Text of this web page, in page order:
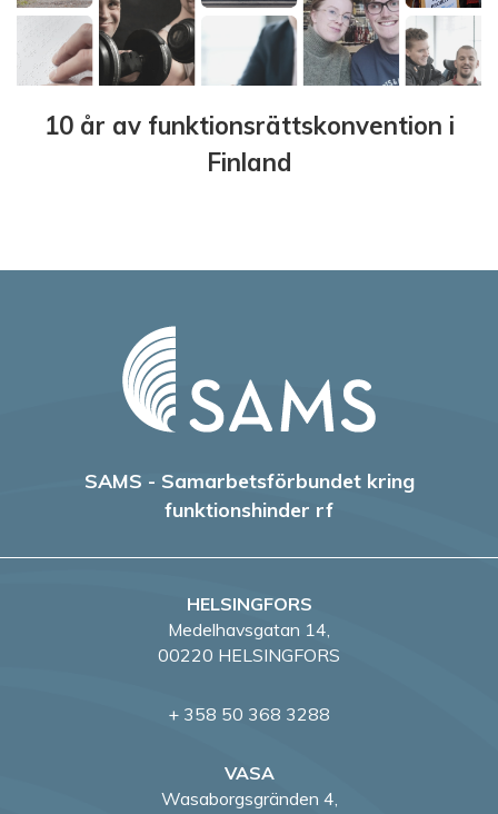
10 år av funktionsrättskonvention i
Finland
SAMS - Samarbetsförbundet kring
funktionshinder rf
HELSINGFORS
Medelhavsgatan 14,
00220 HELSINGFORS
+ 358 50 368 3288
VASA
Wasaborgsgränden 4,